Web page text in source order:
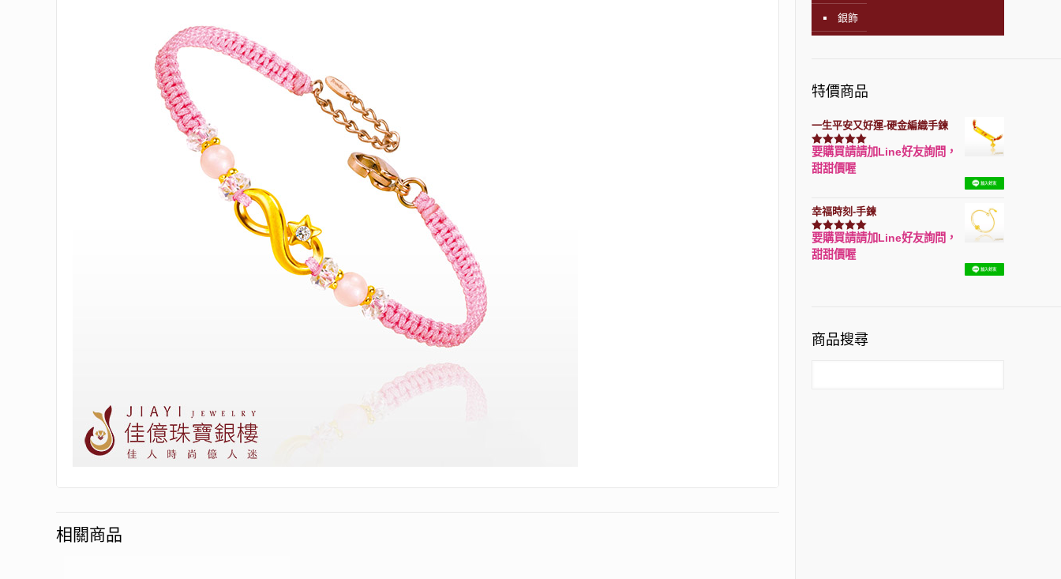
相關商品
銀飾
特價商品
一生平安又好運-硬金編織手鍊
評分7740滿分 5
要購買請請加Line好友詢問，
甜甜價喔
幸福時刻-手鍊
評分3150滿分 5
要購買請請加Line好友詢問，
甜甜價喔
商品搜尋